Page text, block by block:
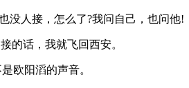
没人接，怎么了?我问自己，也问他!
的话，我就飞回西安。
欧阳滔的声音。